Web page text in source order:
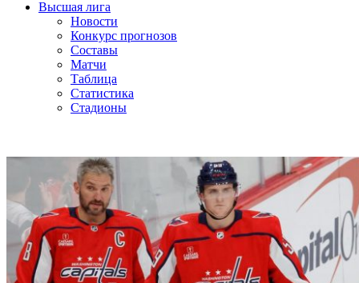
Высшая лига
Новости
Конкурс прогнозов
Составы
Матчи
Таблица
Статистика
Стадионы